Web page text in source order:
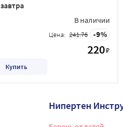
завтра
В наличии
Цена: 241.76 9
220₽
Купить
Нипертен